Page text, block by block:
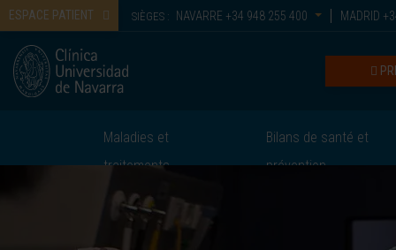
ESPACE PATIENT SIÈGES : NAVARRE +34 948 255 400 MADRID
Maladies et
traitements
Bilans de santé et
prévention